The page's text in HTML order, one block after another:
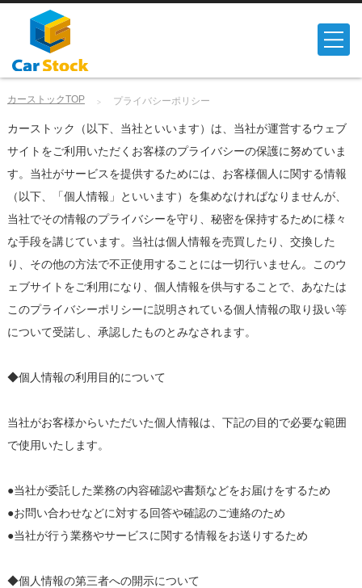
カーストックTOP プライバシーポリシー
カーストック（以下、当社といいます）は、当社が運営するウェブ
サイトをご利用いただくお客様のプライバシーの保護に努めていま
す。当社がサービスを提供するためには、お客様個人に関する情報
（以下、「個人情報」といいます）を集めなければなりませんが、
当社でその情報のプライバシーを守り、秘密を保持するために様々
な手段を講じています。当社は個人情報を売買したり、交換した
り、その他の方法で不正使用することには一切行いません。このウ
ェブサイトをご利用になり、個人情報を供与することで、あなたは
このプライバシーポリシーに説明されている個人情報の取り扱い等
について受諾し、承認したものとみなされます。
◆個人情報の利用目的について
当社がお客様からいただいた個人情報は、下記の目的で必要な範囲
で使用いたします。
●当社が委託した業務の内容確認や書類などをお届けをするため
●お問い合わせなどに対する回答や確認のご連絡のため
●当社が行う業務やサービスに関する情報をお送りするため
◆個人情報の第三者への開示について